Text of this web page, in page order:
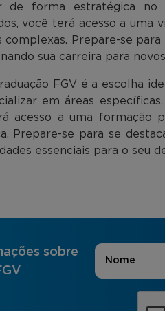
de forma estratégica no
você terá acesso a uma
complexas. Prepare-se
sua carreira para
FGV é a escolha
em áreas
acesso a uma formação
Prepare-se para se
essenciais para o seu
sobre
Nome